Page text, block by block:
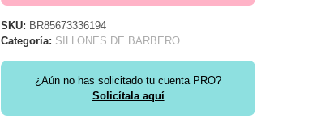
SKU: BR85673336194
Categoría: SILLONES DE BARBERO
¿Aún no has solicitado tu cuenta PRO?
Solicítala aquí